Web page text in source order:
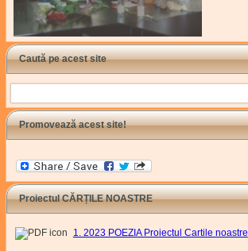
Caută pe acest site
Search
Promovează acest site!
Proiectul CĂRȚILE NOASTRE
1. 2023 POEZIA Proiectul Cartile noastre